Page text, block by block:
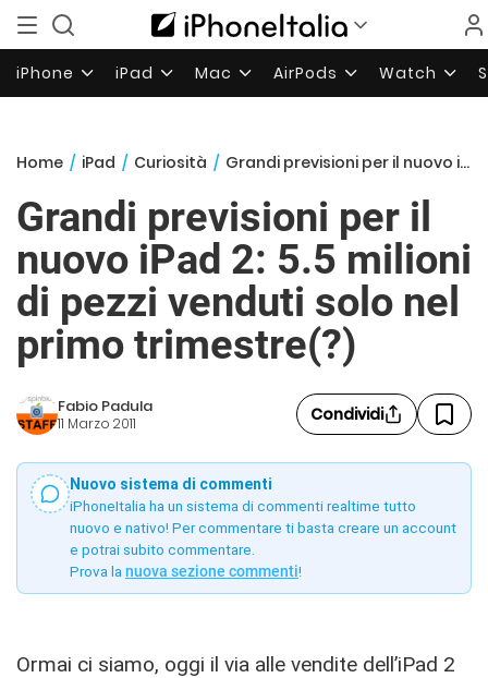
iPhone iPad Mac AirPods Watch
Home / iPad / Curiosità / Grandi previsioni per il nuovo iPad 2: 5.5 milioni di pezzi venduti solo nel primo trimestre(?)
Grandi previsioni per il
nuovo iPad 2: 5.5 milioni
di pezzi venduti solo nel
primo trimestre(?)
Fabio Padula
11 Marzo 2011 Condividi
Nuovo sistema di commenti
iPhoneItalia ha un sistema di commenti realtime tutto
nuovo e nativo! Per commentare ti basta creare un account
e potrai subito commentare.
Prova la nuova sezione commenti!
Ormai ci siamo, oggi il via alle vendite dell’iPad 2